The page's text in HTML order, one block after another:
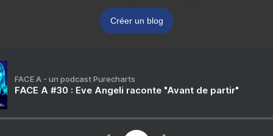
Créer un blog
FACE A - un podcast Purecharts
FACE A #30 : Eve Angeli raconte "Avant de partir"